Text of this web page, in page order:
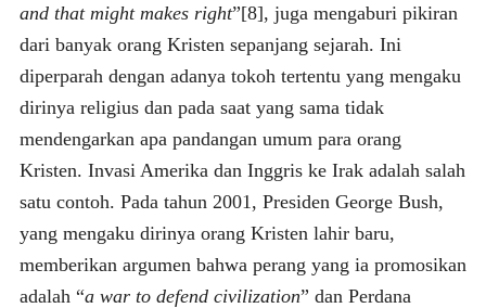
and that might makes right”[8], juga mengaburi pikiran
dari banyak orang Kristen sepanjang sejarah. Ini
diperparah dengan adanya tokoh tertentu yang mengaku
dirinya religius dan pada saat yang sama tidak
mendengarkan apa pandangan umum para orang
Kristen. Invasi Amerika dan Inggris ke Irak adalah salah
satu contoh. Pada tahun 2001, Presiden George Bush,
yang mengaku dirinya orang Kristen lahir baru,
memberikan argumen bahwa perang yang ia promosikan
adalah “a war to defend civilization” dan Perdana